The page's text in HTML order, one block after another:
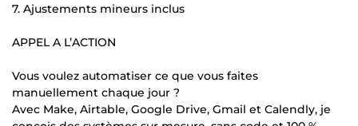
7. Ajustements mineurs inclus
APPEL A L’ACTION
Vous voulez automatiser ce que vous faites
manuellement chaque jour ?
Avec Make, Airtable, Google Drive, Gmail et Calendly, je